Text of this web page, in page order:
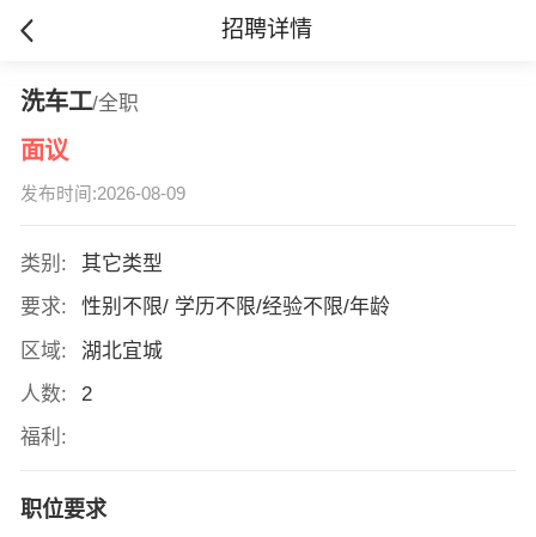
招聘详情
洗车工/全职
面议
发布时间:2026-08-09
类别:
其它类型
要求:
性别不限/ 学历不限/经验不限/年龄
区域:
湖北宜城
人数:
2
福利:
职位要求